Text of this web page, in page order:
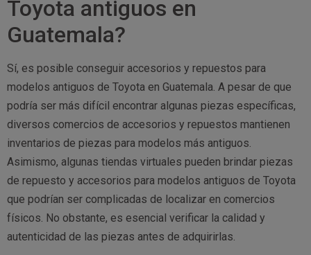
Toyota antiguos en
Guatemala?
Sí, es posible conseguir accesorios y repuestos para
modelos antiguos de Toyota en Guatemala. A pesar de que
podría ser más difícil encontrar algunas piezas específicas,
diversos comercios de accesorios y repuestos mantienen
inventarios de piezas para modelos más antiguos.
Asimismo, algunas tiendas virtuales pueden brindar piezas
de repuesto y accesorios para modelos antiguos de Toyota
que podrían ser complicadas de localizar en comercios
físicos. No obstante, es esencial verificar la calidad y
autenticidad de las piezas antes de adquirirlas.